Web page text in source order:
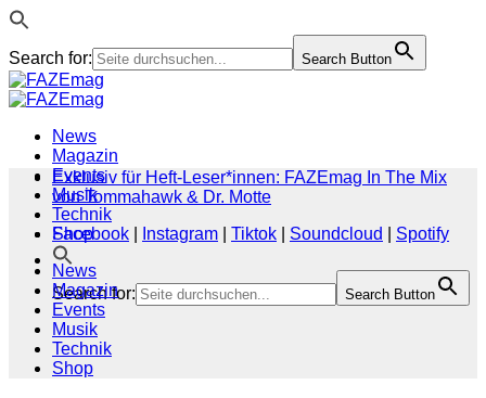
Search for: Search Button
Zum
Inhalt
News
Magazin
Events
Musik
Technik
Shop
Search for: Search Button
Exklusiv für Heft-Leser*innen: FAZEmag In The Mix
von Tommahawk & Dr. Motte
Facebook
Instagram Tiktok Soundcloud
Spotify
News
Magazin
Events
Musik
Technik
Shop